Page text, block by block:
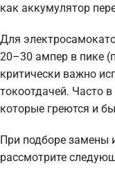
как аккумулятор
Для
20–30 ампер в пике
критически важно
токоотдачей. Часто
которые греются и
При подборе замены
рассмотрите